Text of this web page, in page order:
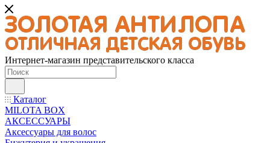
Интернет-магазин представительского класса
Каталог
MILOTA BOX
АКСЕССУАРЫ
Аксессуары для волос